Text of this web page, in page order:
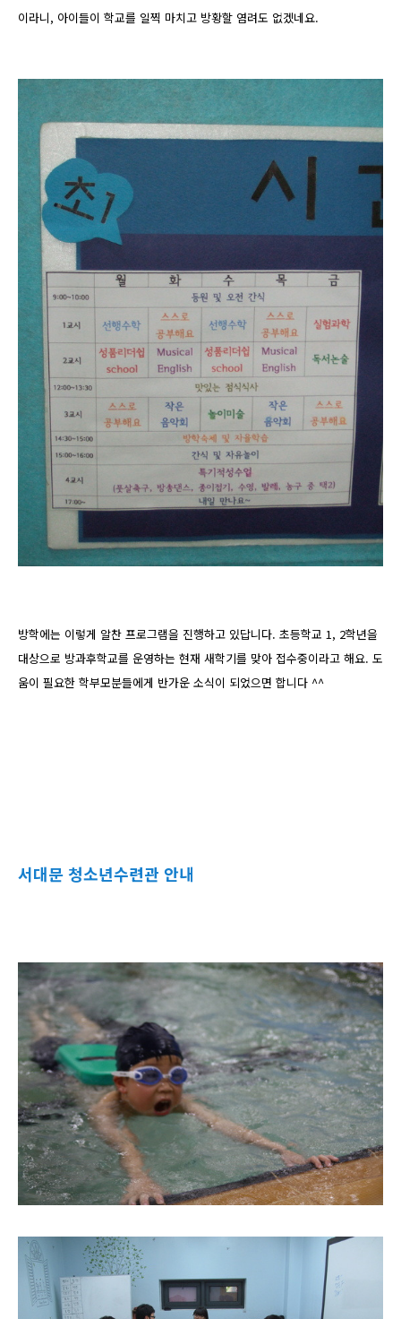
이라니, 아이들이 학교를 일찍 마치고 방황할 염려도 없겠네요.
방학에는 이렇게 알찬 프로그램을 진행하고 있답니다. 초등학교 1, 2학년을
대상으로 방과후학교를 운영하는 현재 새학기를 맞아 접수중이라고 해요. 도
움이 필요한 학부모분들에게 반가운 소식이 되었으면 합니다 ^^
서대문 청소년수련관 안내